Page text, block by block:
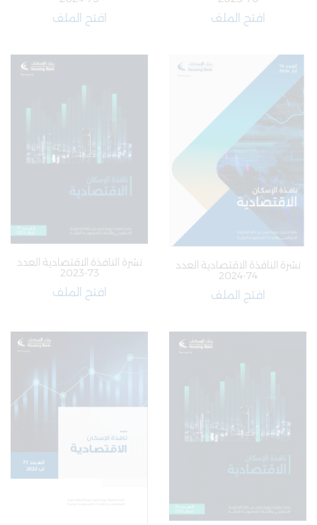
افتح الملف افتح الملف
نشرة النافذة الاقتصادية العدد
74-2024
افتح الملف
نشرة النافذة الاقتصادية العدد
73-2023
افتح الملف